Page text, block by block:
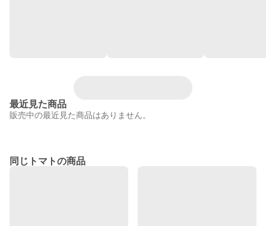
最近見た商品
販売中の最近見た商品はありません。
同じトマトの商品